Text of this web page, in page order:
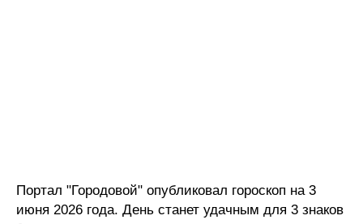
Портал "Городовой" опубликовал гороскоп на 3
июня 2026 года. День станет удачным для 3 знаков